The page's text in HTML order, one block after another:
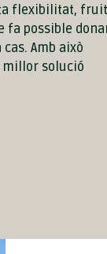
flexibilitat, fruit
fa possible
Amb això
millor solució